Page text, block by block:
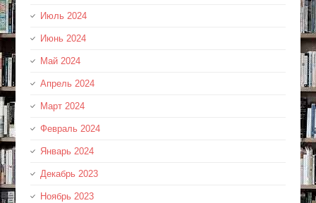
Июль 2024
Июнь 2024
Май 2024
Апрель 2024
Март 2024
Февраль 2024
Январь 2024
Декабрь 2023
Ноябрь 2023